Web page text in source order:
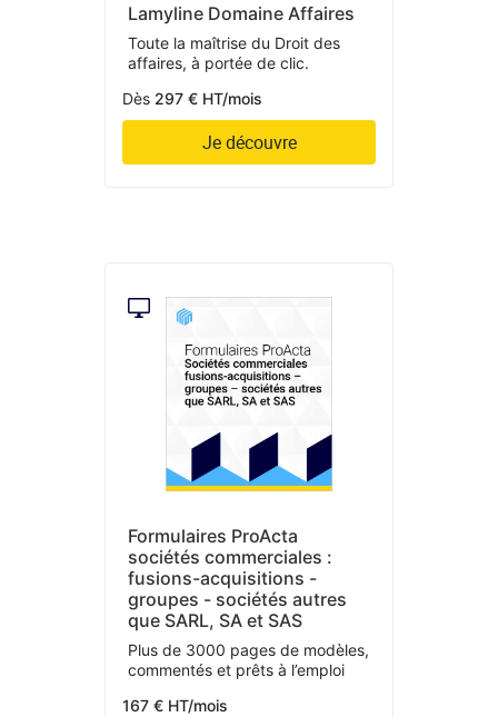
Lamyline Domaine Affaires
Toute la maîtrise du Droit des
affaires, à portée de clic.
Dès 297 € HT/mois
Je découvre
Formulaires ProActa
sociétés commerciales :
fusions-acquisitions -
groupes - sociétés autres
que SARL, SA et SAS
Plus de 3000 pages de modèles,
commentés et prêts à l’emploi
167 € HT/mois